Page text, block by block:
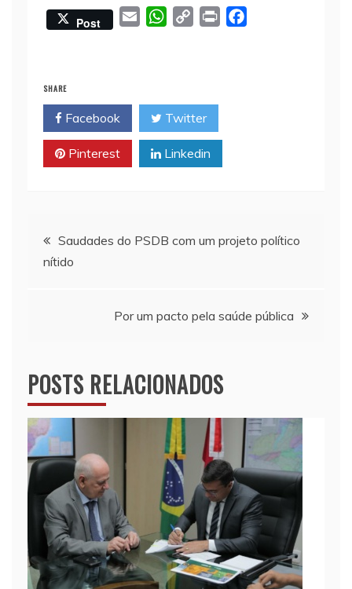
Post
W
A
p
p
i
n
k
SHARE
Facebook Twitter
Pinterest Linkedin
Navegação
de
Saudades do PSDB com um projeto político
nítido
Por um pacto pela saúde pública
POSTS RELACIONADOS